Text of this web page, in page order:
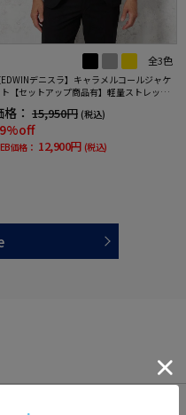
全3色
EDWINデニスラ】キャラメルコールジャケ
ト【セットアップ商品有】軽量ストレッチ
秋冬
： 15,950円 (税込)
価格： 12,900円 (税込)